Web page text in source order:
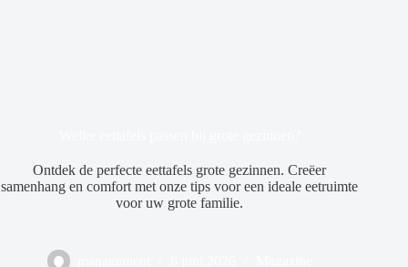
Ontdek de perfecte eettafels grote gezinnen. Creëer
samenhang en comfort met onze tips voor een ideale eetruimte
voor uw grote familie.